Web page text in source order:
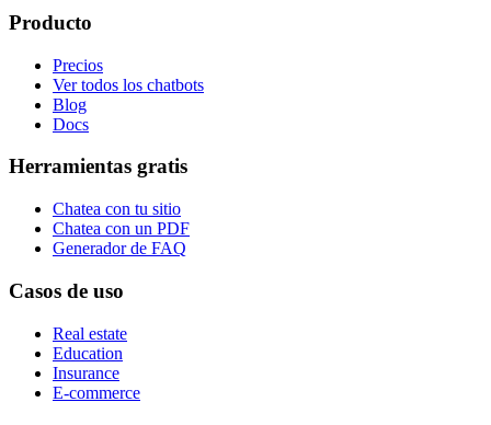
Producto
Precios
Ver todos los chatbots
Blog
Docs
Herramientas gratis
Chatea con tu sitio
Chatea con un PDF
Generador de FAQ
Casos de uso
Real estate
Education
Insurance
E-commerce